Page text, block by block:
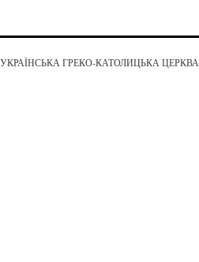
УКРАЇНСЬКА ГРЕКО-КАТОЛИЦЬКА ЦЕРКВА